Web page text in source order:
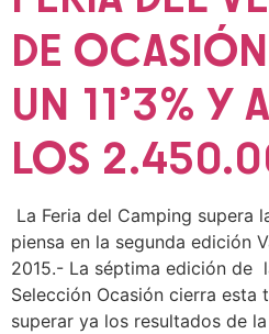
DE
UN 11’3% Y
LOS
La Feria del Camping supera
piensa en la segunda edición
2015.- La séptima edición de
Selección Ocasión cierra esta
superar ya los resultados de